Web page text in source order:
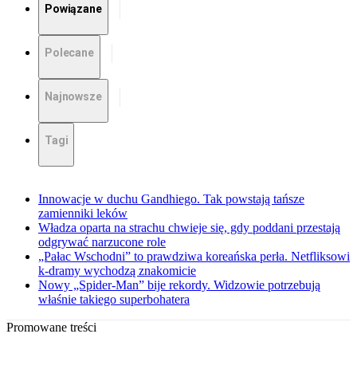
Powiązane
Polecane
Najnowsze
Tagi
Innowacje w duchu Gandhiego. Tak powstają tańsze
zamienniki leków
Władza oparta na strachu chwieje się, gdy poddani przestają
odgrywać narzucone role
„Pałac Wschodni” to prawdziwa koreańska perła. Netfliksowi
k-dramy wychodzą znakomicie
Nowy „Spider-Man” bije rekordy. Widzowie potrzebują
właśnie takiego superbohatera
Promowane treści